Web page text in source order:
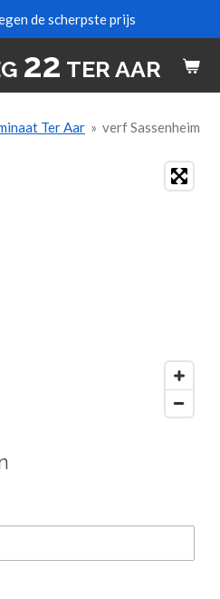
22 TER AAR
de scherpste prijs
Ter Aar » verf Sassenheim